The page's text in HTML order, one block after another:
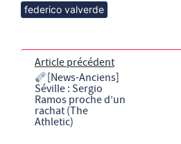
federico valverde
Article précédent
[News-Anciens]
Séville : Sergio
Ramos proche d’un
rachat (The
Athletic)